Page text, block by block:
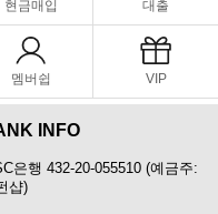
현금매입 대출
멤버쉽 VIP
INFO
은행 432-20-055510 (예금주:
샵)